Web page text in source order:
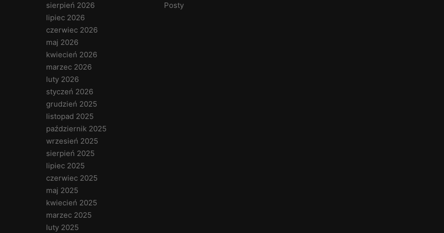
sierpień 2026
lipiec 2026
czerwiec 2026
maj 2026
kwiecień 2026
marzec 2026
luty 2026
styczeń 2026
grudzień 2025
listopad 2025
październik 2025
wrzesień 2025
sierpień 2025
lipiec 2025
czerwiec 2025
maj 2025
kwiecień 2025
marzec 2025
luty 2025
Posty